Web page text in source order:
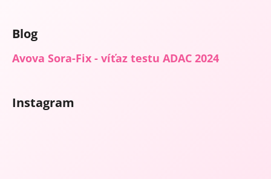
Blog
Avova Sora-Fix - víťaz testu ADAC 2024
Instagram